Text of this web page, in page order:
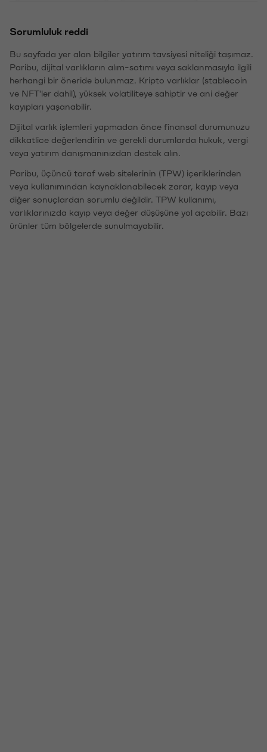
Sorumluluk reddi
Bu sayfada yer alan bilgiler yatırım tavsiyesi niteliği taşımaz.
Paribu, dijital varlıkların alım-satımı veya saklanmasıyla ilgili
herhangi bir öneride bulunmaz. Kripto varlıklar (stablecoin
ve NFT'ler dahil), yüksek volatiliteye sahiptir ve ani değer
kayıpları yaşanabilir.
Dijital varlık işlemleri yapmadan önce finansal durumunuzu
dikkatlice değerlendirin ve gerekli durumlarda hukuk, vergi
veya yatırım danışmanınızdan destek alın.
Paribu, üçüncü taraf web sitelerinin (TPW) içeriklerinden
veya kullanımından kaynaklanabilecek zarar, kayıp veya
diğer sonuçlardan sorumlu değildir. TPW kullanımı,
varlıklarınızda kayıp veya değer düşüşüne yol açabilir. Bazı
ürünler tüm bölgelerde sunulmayabilir.